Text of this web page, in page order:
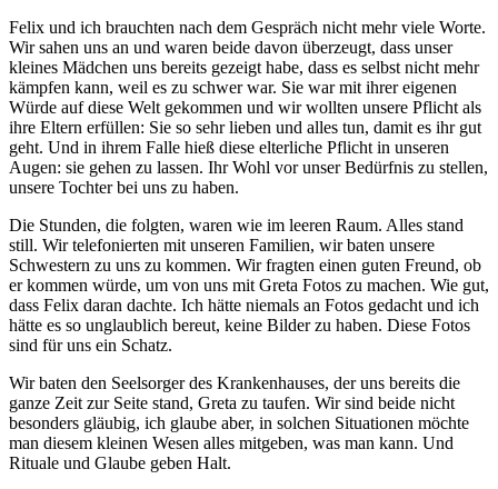
Felix und ich brauchten nach dem Gespräch nicht mehr viele Worte.
Wir sahen uns an und waren beide davon überzeugt, dass unser
kleines Mädchen uns bereits gezeigt habe, dass es selbst nicht mehr
kämpfen kann, weil es zu schwer war. Sie war mit ihrer eigenen
Würde auf diese Welt gekommen und wir wollten unsere Pflicht als
ihre Eltern erfüllen: Sie so sehr lieben und alles tun, damit es ihr gut
geht. Und in ihrem Falle hieß diese elterliche Pflicht in unseren
Augen: sie gehen zu lassen. Ihr Wohl vor unser Bedürfnis zu stellen,
unsere Tochter bei uns zu haben.
Die Stunden, die folgten, waren wie im leeren Raum. Alles stand
still. Wir telefonierten mit unseren Familien, wir baten unsere
Schwestern zu uns zu kommen. Wir fragten einen guten Freund, ob
er kommen würde, um von uns mit Greta Fotos zu machen. Wie gut,
dass Felix daran dachte. Ich hätte niemals an Fotos gedacht und ich
hätte es so unglaublich bereut, keine Bilder zu haben. Diese Fotos
sind für uns ein Schatz.
Wir baten den Seelsorger des Krankenhauses, der uns bereits die
ganze Zeit zur Seite stand, Greta zu taufen. Wir sind beide nicht
besonders gläubig, ich glaube aber, in solchen Situationen möchte
man diesem kleinen Wesen alles mitgeben, was man kann. Und
Rituale und Glaube geben Halt.